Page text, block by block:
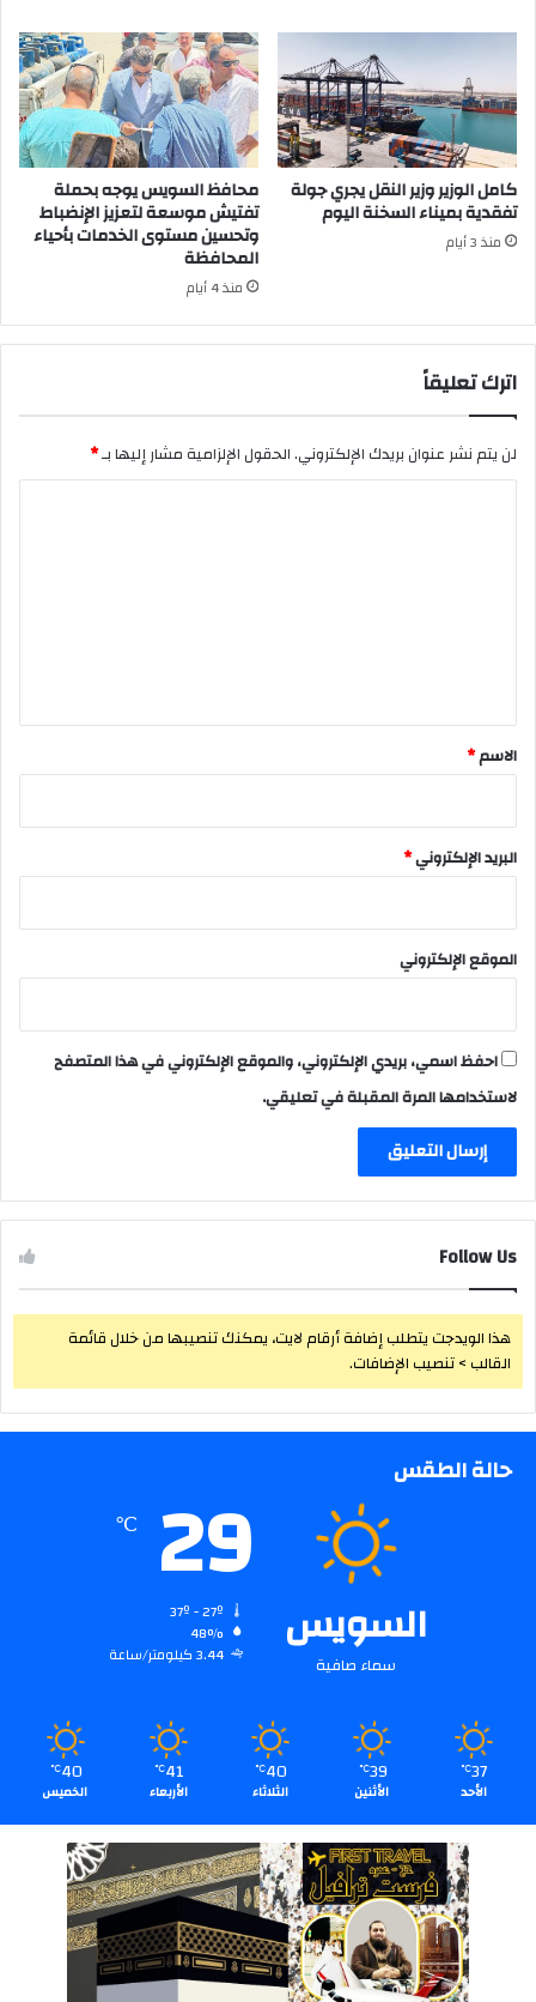
كامل الوزير وزير النقل يجري جولة
تفقدية بميناء السخنة اليوم
منذ 3 أيام
محافظ السويس يوجه بحملة
تفتيش موسعة لتعزيز الإنضباط
وتحسين مستوى الخدمات بأحياء
المحافظة
منذ 4 أيام
اترك تعليقاً
لن يتم نشر عنوان بريدك الإلكتروني.الحقول الإلزامية مشار إليها بـ*
*
الاسم*
البريد الإلكتروني*
الموقع الإلكتروني
احفظ اسمي، بريدي الإلكتروني، والموقع الإلكتروني في هذا المتصفح
لاستخدامها المرة المقبلة في تعليقي.
Follow Us
هذا الويدجت يتطلب إضافة أرقام لايت، يمكنك تنصيبها من خلال قائمة
القالب > تنصيب الإضافات.
حالة الطقس
السويس
سماء صافية
29
℃
48%
3.44 كيلومتر/ساعة
37
℃
الأحد
39
℃
الأثنين
40
℃
الثلاثاء
41
℃
الأربعاء
40
℃
الخميس